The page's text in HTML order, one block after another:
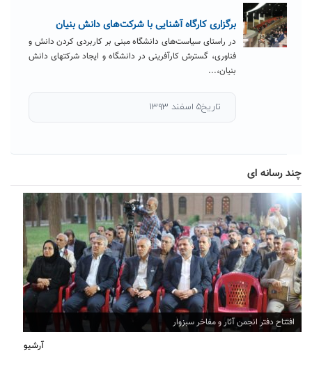
برگزاری کارگاه آشنایی با شرکت‌های دانش بنیان
در راستای سیاست‌های دانشگاه مبنی بر کاربردی کردن دانش و
فناوری، گسترش کارآفرینی در دانشگاه و ایجاد شرکتهای دانش
بنیان،...
تاریخ۵ اسفند ۱۳۹۳
چند رسانه ای
افتتاح دفتر انجمن آثار و مفاخر سبزوار
آرشیو